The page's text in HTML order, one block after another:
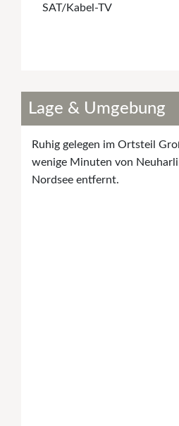
SAT/Kabel-TV
Lage & Umgebung
Ruhig gelegen im Ortsteil
wenige Minuten von
Nordsee entfernt.